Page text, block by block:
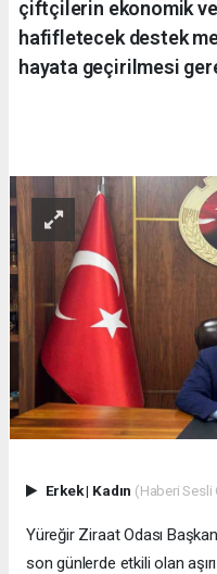
çiftçilerin ekonomik ve
hafifletecek destek
hayata geçirilmesi
Erkek| Kadın (Haberi Sesli
Yüreğir Ziraat Odası
son günlerde etkili olan